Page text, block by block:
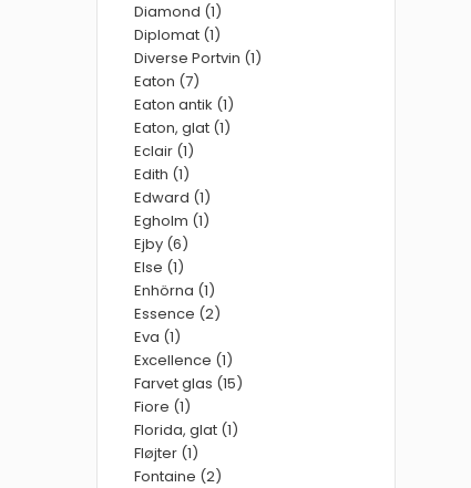
Diamond (1)
Diplomat (1)
Diverse Portvin (1)
Eaton (7)
Eaton antik (1)
Eaton, glat (1)
Eclair (1)
Edith (1)
Edward (1)
Egholm (1)
Ejby (6)
Else (1)
Enhörna (1)
Essence (2)
Eva (1)
Excellence (1)
Farvet glas (15)
Fiore (1)
Florida, glat (1)
Fløjter (1)
Fontaine (2)